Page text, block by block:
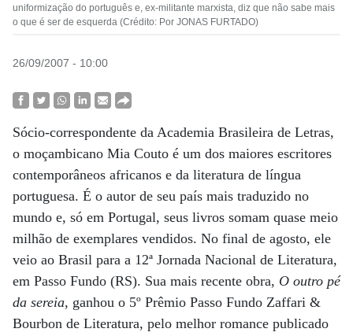
uniformização do português e, ex-militante marxista, diz que não sabe mais
o que é ser de esquerda (Crédito: Por JONAS FURTADO)
26/09/2007 - 10:00
Sócio-correspondente da Academia Brasileira de Letras,
o moçambicano Mia Couto é um dos maiores escritores
contemporâneos africanos e da literatura de língua
portuguesa. É o autor de seu país mais traduzido no
mundo e, só em Portugal, seus livros somam quase meio
milhão de exemplares vendidos. No final de agosto, ele
veio ao Brasil para a 12ª Jornada Nacional de Literatura,
em Passo Fundo (RS). Sua mais recente obra, O outro pé
da sereia, ganhou o 5º Prêmio Passo Fundo Zaffari &
Bourbon de Literatura, pelo melhor romance publicado